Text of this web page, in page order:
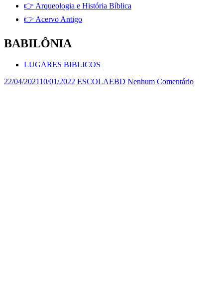
👉 Arqueologia e História Bíblica
👉 Acervo Antigo
BABILÔNIA
LUGARES BIBLICOS
22/04/202110/01/2022 ESCOLAEBD Nenhum Comentário